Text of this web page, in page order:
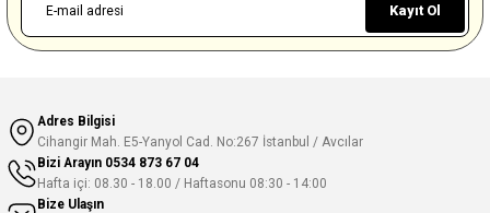
Kayıt Ol
Adres Bilgisi
Cihangir Mah. E5-Yanyol Cad. No:267 İstanbul / Avcılar
Bizi Arayın 0534 873 67 04
Hafta içi: 08.30 - 18.00 / Haftasonu 08:30 - 14:00
Bize Ulaşın